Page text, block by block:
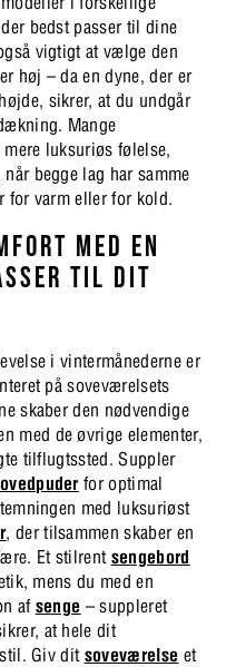
bedst passer til dine
vigtigt at vælge den
høj – da en dyne, der er
sikrer, at du undgår
Mange
luksuriøs følelse,
begge lag har samme
for varm eller for kold.
MED EN
TIL DIT
i vintermånederne er
på soveværelsets
skaber den nødvendige
med de øvrige elementer,
tilflugtssted. Suppler
for optimal
med luksuriøst
, der tilsammen skaber en
Et stilrent sengebord
mens du med en
af senge – suppleret
at hele dit
Giv dit soveværelse et